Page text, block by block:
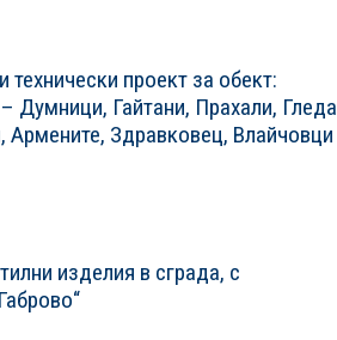
проект за обект:
Думници, Гайтани, Прахали,
Здравковец, Влайчовци
изделия в сграда, с